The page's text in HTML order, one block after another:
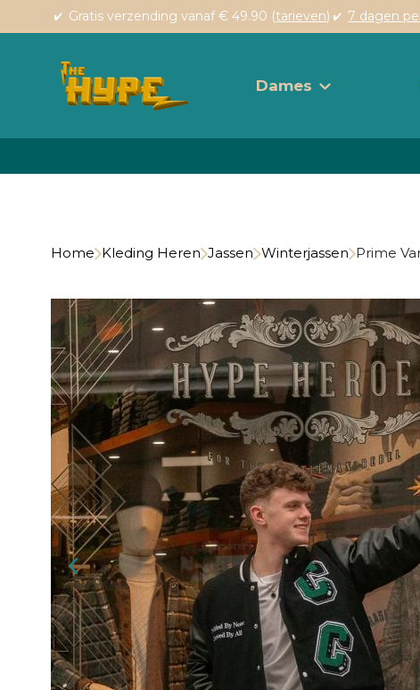
Gratis verzending vanaf € 49.90 (tarieven) 7 dagen
Dames
Home Kleding Heren Jassen Winterjassen Prime